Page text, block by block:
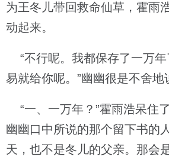
为王冬儿带回救命仙草，霍雨
动起来。
“不行呢。我都保存了一万年
易就给你呢。”幽幽很是不舍地
“一、一万年？”霍雨浩呆住
幽幽口中所说的那个留下书的
天，也不是冬儿的父亲。那会